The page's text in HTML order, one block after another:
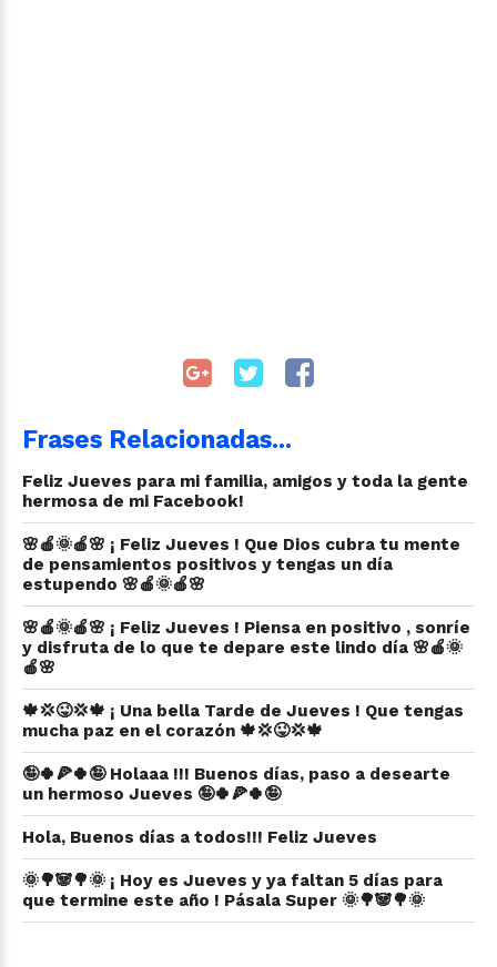
Frases Relacionadas...
Feliz Jueves para mi familia, amigos y toda la gente
hermosa de mi Facebook!
🌸🍎🌞🍎🌸 ¡ Feliz Jueves ! Que Dios cubra tu mente
de pensamientos positivos y tengas un día
estupendo 🌸🍎🌞🍎🌸
🌸🍎🌞🍎🌸 ¡ Feliz Jueves ! Piensa en positivo , sonríe
y disfruta de lo que te depare este lindo día 🌸🍎🌞
🍎🌸
🍁💢😜💢🍁 ¡ Una bella Tarde de Jueves ! Que tengas
mucha paz en el corazón 🍁💢😜💢🍁
🤪🍀🍕🍀🤪 Holaaa !!! Buenos días, paso a desearte
un hermoso Jueves 🤪🍀🍕🍀🤪
Hola, Buenos días a todos!!! Feliz Jueves
🌞🌳🐼🌳🌞 ¡ Hoy es Jueves y ya faltan 5 días para
que termine este año ! Pásala Super 🌞🌳🐼🌳🌞